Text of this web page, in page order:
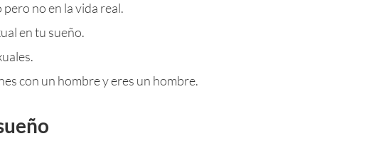
no en la vida real.
en tu sueño.
con un hombre y eres un hombre.